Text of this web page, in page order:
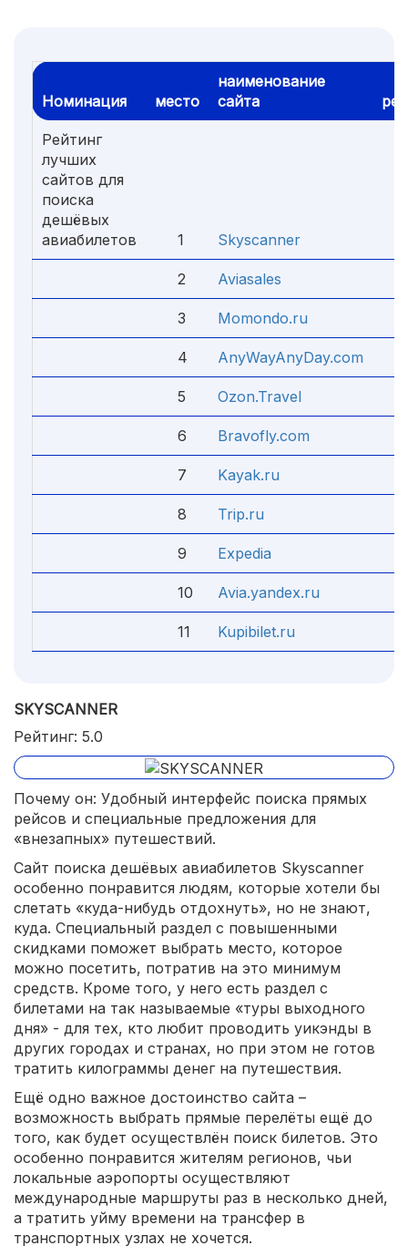
Номинация место
наименование
сайта
Рейтинг
лучших
сайтов для
поиска
дешёвых
авиабилетов
1 Skyscanner
2 Aviasales
3 Momondo.ru
4 AnyWayAnyDay.com
5 Ozon.Travel
6 Bravofly.com
7 Kayak.ru
8 Trip.ru
9 Expedia
10 Avia.yandex.ru
11 Kupibilet.ru
SKYSCANNER
Рейтинг: 5.0
Почему он: Удобный интерфейс поиска прямых
рейсов и специальные предложения для
«внезапных» путешествий.
Сайт поиска дешёвых авиабилетов Skyscanner
особенно понравится людям, которые хотели бы
слетать «куда-нибудь отдохнуть», но не знают,
куда. Специальный раздел с повышенными
скидками поможет выбрать место, которое
можно посетить, потратив на это минимум
средств. Кроме того, у него есть раздел с
билетами на так называемые «туры выходного
дня» - для тех, кто любит проводить уикэнды в
других городах и странах, но при этом не готов
тратить килограммы денег на путешествия.
Ещё одно важное достоинство сайта –
возможность выбрать прямые перелёты ещё до
того, как будет осуществлён поиск билетов. Это
особенно понравится жителям регионов, чьи
локальные аэропорты осуществляют
международные маршруты раз в несколько дней,
а тратить уйму времени на трансфер в
транспортных узлах не хочется.